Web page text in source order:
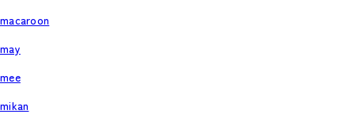
macaroon
may
mee
mikan